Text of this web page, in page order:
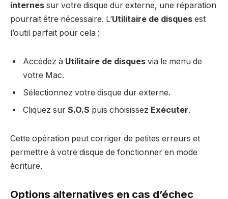
internes sur votre disque dur externe, une réparation
pourrait être nécessaire. L’Utilitaire de disques est
l’outil parfait pour cela :
Accédez à Utilitaire de disques via le menu de
votre Mac.
Sélectionnez votre disque dur externe.
Cliquez sur S.O.S puis choisissez Exécuter.
Cette opération peut corriger de petites erreurs et
permettre à votre disque de fonctionner en mode
écriture.
Options alternatives en cas d’échec